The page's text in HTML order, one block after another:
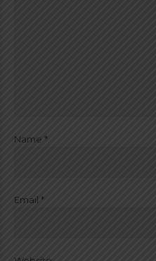
Name *
Email *